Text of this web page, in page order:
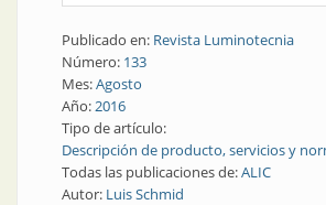
Publicado en: Revista Luminotecnia
Número: 133
Mes:Agosto
Año:2016
Tipo de artículo:
Descripción de producto, servicios y
Todas las publicaciones de:ALIC
Autor: Luis Schmid